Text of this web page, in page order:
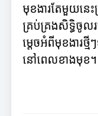
មុខងារតែមួយនេះ
គ្រប់គ្រងសិទ្ធិចូល
ម្តេចអំពីមុខងារថ្
នៅពេលខាងមុខ។